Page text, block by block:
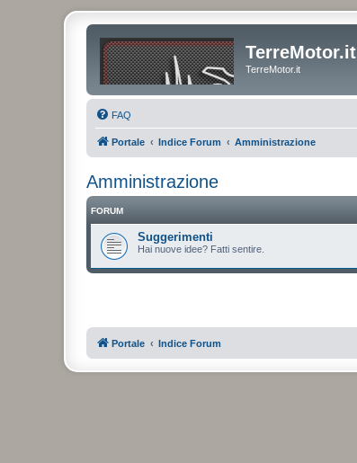
TerreMotor.it
TerreMotor.it
FAQ
Portale Indice Forum Amministrazione
Amministrazione
FORUM
Suggerimenti
Hai nuove idee? Fatti sentire.
Portale Indice Forum